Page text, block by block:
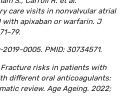
care visits in nonvalvular atrial
apixaban or warfarin. J
0005. PMID: 30734571.
Fracture risks in patients with
different oral anticoagulants:
review. Age Ageing. 2022;